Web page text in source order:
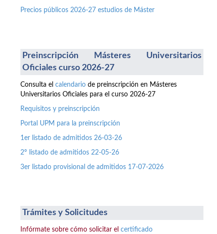
Precios públicos 2026-27 estudios de Máster
Preinscripción Másteres Universitarios
Oficiales curso 2026-27
Consulta el calendario de preinscripción en Másteres
Universitarios Oficiales para el curso 2026-27
Requisitos y preinscripción
Portal UPM para la preinscripción
1er listado de admitidos 26-03-26
2º listado de admitidos 22-05-26
3er listado provisional de admitidos 17-07-2026
Trámites y Solicitudes
Infórmate sobre cómo solicitar el certificado